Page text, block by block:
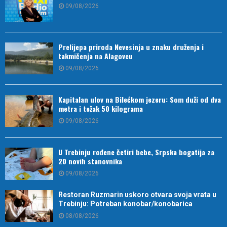
09/08/2026
Prelijepa priroda Nevesinja u znaku druženja i
takmičenja na Alagovcu
09/08/2026
Kapitalan ulov na Bilećkom jezeru: Som duži od dva
metra i težak 50 kilograma
09/08/2026
U Trebinju rođene četiri bebe, Srpska bogatija za
20 novih stanovnika
09/08/2026
Restoran Ruzmarin uskoro otvara svoja vrata u
Trebinju: Potreban konobar/konobarica
08/08/2026